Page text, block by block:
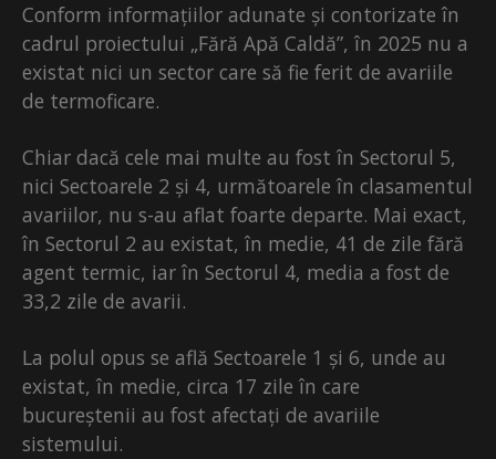
Conform informațiilor adunate și contorizate în
cadrul proiectului „Fără Apă Caldă”, în 2025 nu a
existat nici un sector care să fie ferit de avariile
de termoficare.
Chiar dacă cele mai multe au fost în Sectorul 5,
nici Sectoarele 2 și 4, următoarele în clasamentul
avariilor, nu s-au aflat foarte departe. Mai exact,
în Sectorul 2 au existat, în medie, 41 de zile fără
agent termic, iar în Sectorul 4, media a fost de
33,2 zile de avarii.
La polul opus se află Sectoarele 1 și 6, unde au
existat, în medie, circa 17 zile în care
bucureștenii au fost afectați de avariile
sistemului.